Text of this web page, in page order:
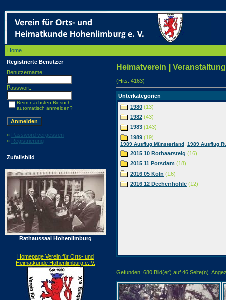
Home
Registrierte Benutzer
Benutzername:
Passwort:
Beim nächsten Besuch
automatisch anmelden?
» Password vergessen
» Registrierung
Zufallsbild
Rathaussaal Hohenlimburg
Homepage Verein für Orts- und
Heimatkunde Hohenlimburg e. V.
Heimatverein |
(Hits: 4163)
Unterkategorien
1980 (13)
1982 (43)
1983 (143)
1989 (19)
1989 Ausflug Münsterland 1989 Ausflug
2015 10 Rothaarsteig (16)
2015 11 Potsdam (18)
2016 05 Köln (16)
2016 12 Dechenhöhle (12)
Gefunden: 680 Bild(er) auf 46 Seite(n).